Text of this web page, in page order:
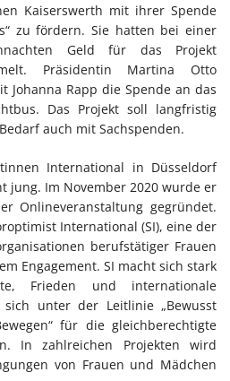
Kaiserswerth mit ihrer Spende
zu fördern. Sie hatten bei einer
Geld für das Projekt
Präsidentin Martina Otto
Johanna Rapp die Spende an das
Das Projekt soll langfristig
auch mit Sachspenden.
International in Düsseldorf
jung. Im November 2020 wurde er
Onlineveranstaltung gegründet.
International (SI), eine der
berufstätiger Frauen
Engagement. SI macht sich stark
Frieden und internationale
unter der Leitlinie „Bewusst
für die gleichberechtigte
In zahlreichen Projekten wird
von Frauen und Mädchen